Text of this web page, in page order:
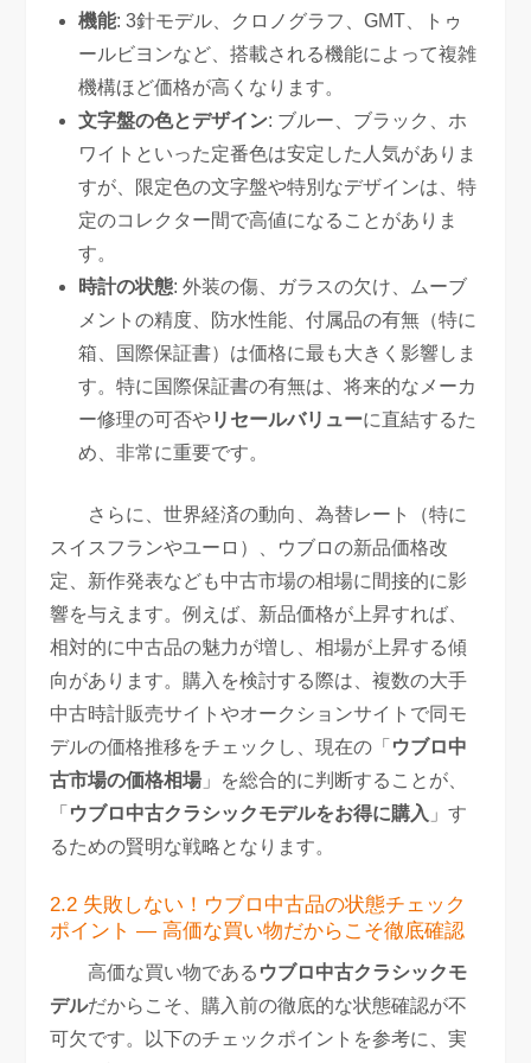
機能: 3針モデル、クロノグラフ、GMT、トゥ
ールビヨンなど、搭載される機能によって複雑
機構ほど価格が高くなります。
文字盤の色とデザイン: ブルー、ブラック、ホ
ワイトといった定番色は安定した人気がありま
すが、限定色の文字盤や特別なデザインは、特
定のコレクター間で高値になることがありま
す。
時計の状態: 外装の傷、ガラスの欠け、ムーブ
メントの精度、防水性能、付属品の有無（特に
箱、国際保証書）は価格に最も大きく影響しま
す。特に国際保証書の有無は、将来的なメーカ
ー修理の可否やリセールバリューに直結するた
め、非常に重要です。
さらに、世界経済の動向、為替レート（特に
スイスフランやユーロ）、ウブロの新品価格改
定、新作発表なども中古市場の相場に間接的に影
響を与えます。例えば、新品価格が上昇すれば、
相対的に中古品の魅力が増し、相場が上昇する傾
向があります。購入を検討する際は、複数の大手
中古時計販売サイトやオークションサイトで同モ
デルの価格推移をチェックし、現在の「 ウブロ中
古市場の価格相場」を総合的に判断することが、
「 ウブロ中古クラシックモデルをお得に購入 」す
るための賢明な戦略となります。
2.2 失敗しない！ウブロ中古品の状態チェック
ポイント — 高価な買い物だからこそ徹底確認
高価な買い物である ウブロ中古クラシックモ
デルだからこそ、購入前の徹底的な状態確認が不
可欠です。以下のチェックポイントを参考に、実